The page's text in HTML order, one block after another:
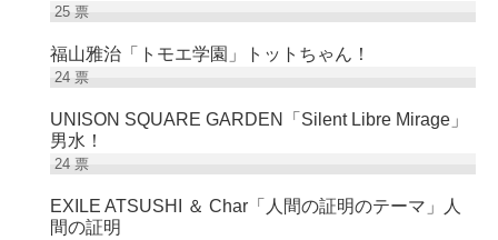
25票
福山雅治「トモエ学園」トットちゃん！
24票
UNISON SQUARE GARDEN「Silent Libre Mirage」
男水！
24票
EXILE ATSUSHI ＆ Char「人間の証明のテーマ」人
間の証明